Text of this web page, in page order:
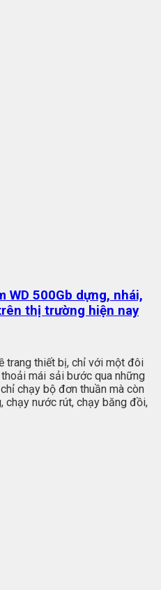
WD 500Gb dựng, nhái,
thị trường hiện nay
trang thiết bị, chỉ với một đôi
mái sải bước qua những
chạy bộ đơn thuần mà còn
chạy nước rút, chạy băng đồi,